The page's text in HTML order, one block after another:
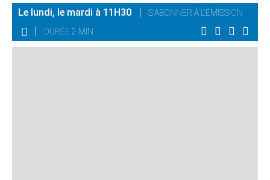
Le lundi, le mardi à 11H30
S'ABONNER À L'ÉMISSION
DURÉE 2 MIN